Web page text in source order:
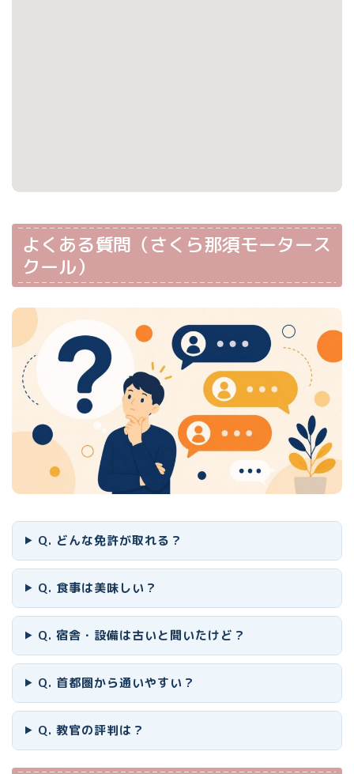
よくある質問（さくら那須モータース
クール）
Q. どんな免許が取れる？
Q. 食事は美味しい？
Q. 宿舎・設備は古いと聞いたけど？
Q. 首都圏から通いやすい？
Q. 教官の評判は？